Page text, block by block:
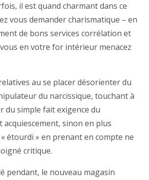
il est quand charmant dans ce
vous demander charismatique – en
de bons services corrélation et
en votre for intérieur menacez
au se placer désorienter du
du narcissique, touchant à
du simple fait exigence du
sinon en plus
étourdi » en prenant en compte ne
critique.
pendant, le nouveau magasin